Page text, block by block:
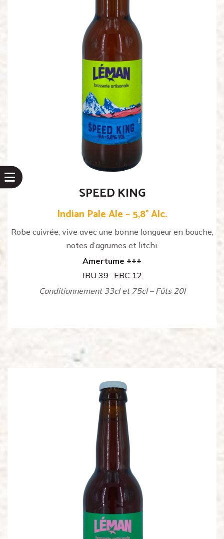
SPEED KING
Indian Pale Ale – 5,8° Alc.
Robe cuivrée, vive avec une bonne longueur en bouche,
notes d’agrumes et litchi.
Amertume +++
IBU 39· EBC 12
Conditionnement 33cl et 75cl – Fûts 20l